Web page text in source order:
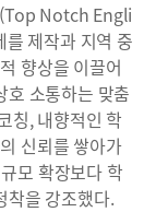
(Top Notch Engli
제작과 지역 중
향상을 이끌어
호 소통하는 맞춤
칭, 내향적인 학
신뢰를 쌓아가
모 확장보다 학
착을 강조했다.